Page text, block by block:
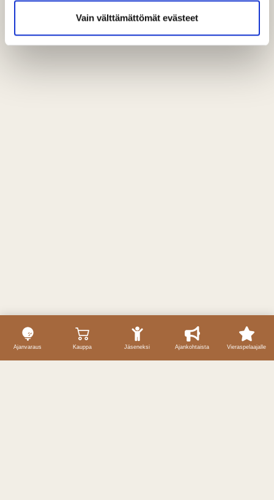
Vain välttämättömät evästeet
Ajanvaraus Kauppa Jäseneksi Ajankohtaista Vieraspelaajalle